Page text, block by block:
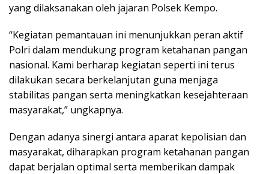
yang dilaksanakan oleh jajaran Polsek Kempo.
“Kegiatan pemantauan ini menunjukkan peran aktif
Polri dalam mendukung program ketahanan pangan
nasional. Kami berharap kegiatan seperti ini terus
dilakukan secara berkelanjutan guna menjaga
stabilitas pangan serta meningkatkan kesejahteraan
masyarakat,” ungkapnya.
Dengan adanya sinergi antara aparat kepolisian dan
masyarakat, diharapkan program ketahanan pangan
dapat berjalan optimal serta memberikan dampak